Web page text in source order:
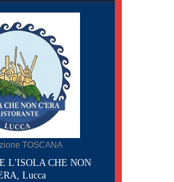
TOSCANA
L'ISOLA CHE NON
Lucca